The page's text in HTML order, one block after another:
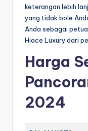
keterangan lebih
yang tidak bole
Anda sebagai
Hiace Luxury dari
Harga
2024